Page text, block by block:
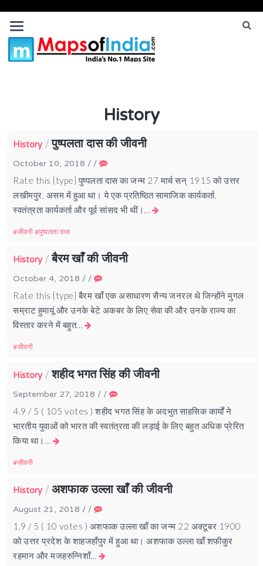
History
History/पुष्पलता दास की जीवनी
October 10, 2018 / /
Rate this {type} पुष्पलता दास का जन्म 27 मार्च सन् 1915 को उत्तर
लखीमपुर, असम में हुआ था। ये एक प्रतिष्ठित सामाजिक कार्यकर्ता,
स्वतंत्रता कार्यकर्ता और पूर्व सांसद भी थीं।…
जीवनी पुष्पलता दास
History/बैरम खाँ की जीवनी
October 4, 2018 / /
Rate this {type} बैरम खाँ एक असाधारण सैन्य जनरल थे जिन्होंने मुगल
सम्राट हुमायूं और उनके बेटे अकबर के लिए सेवा की और उनके राज्य का
विस्तार करने में बहुत…
जीवनी
History/शहीद भगत सिंह की जीवनी
September 27, 2018 / /
4.9 / 5 ( 105 votes ) शहीद भगत सिंह के अदभुत साहसिक कार्यों ने
भारतीय युवाओं को भारत की स्वतंत्रता की लड़ाई के लिए बहुत अधिक प्रेरित
किया था।…
जीवनी
History/अशफाक उल्ला खाँ की जीवनी
August 21, 2018 / /
1.9 / 5 ( 10 votes ) अशफाक उल्ला खाँ का जन्म 22 अक्टूबर 1900
को उत्तर प्रदेश के शाहजहाँपुर में हुआ था। अशफाक उल्ला खाँ शफीकुर
रहमान और मजहरुन्निशाँ…